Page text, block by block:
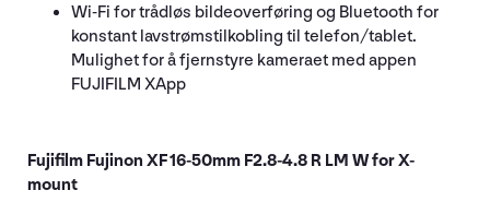
Wi-Fi for trådløs bildeoverføring og Bluetooth for
konstant lavstrømstilkobling til telefon/tablet.
Mulighet for å fjernstyre kameraet med appen
FUJIFILM XApp
Fujifilm Fujinon XF 16-50mm F2.8-4.8 R LM W for X-
mount